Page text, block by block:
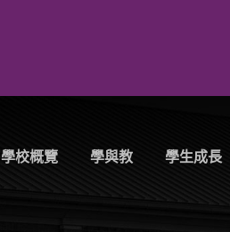
學校概覽 學與教 學生成長